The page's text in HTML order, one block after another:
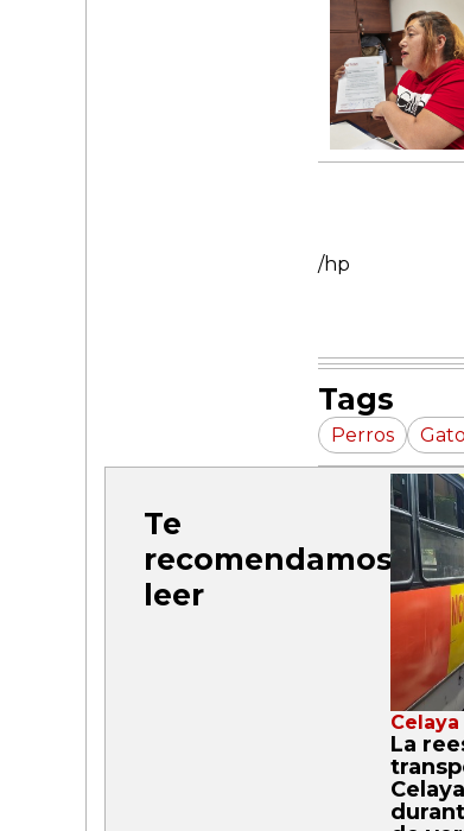
/hp
Tags
Perros
Te
recomendamos
leer
Celaya
La